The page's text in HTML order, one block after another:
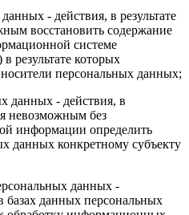
- действия, в результате
восстановить содержание
системе
результате которых
персональных данных;
данных - действия, в
невозможным без
информации определить
данных конкретному субъекту
данных -
базах данных персональных